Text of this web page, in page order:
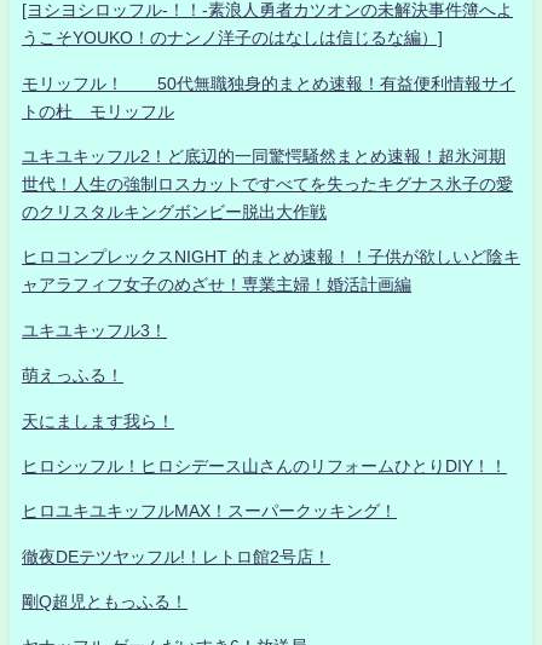
[ヨシヨシロッフル-！！-素浪人勇者カツオンの未解決事件簿へよ
うこそYOUKO！のナンノ洋子のはなしは信じるな編）]
モリッフル！ 50代無職独身的まとめ速報！有益便利情報サイ
トの杜 モリッフル
ユキユキッフル2！ど底辺的一同驚愕騒然まとめ速報！超氷河期
世代！人生の強制ロスカットですべてを失ったキグナス氷子の愛
のクリスタルキングボンビー脱出大作戦
ヒロコンプレックスNIGHT 的まとめ速報！！子供が欲しいど陰キ
ャアラフィフ女子のめざせ！専業主婦！婚活計画編
ユキユキッフル3！
萌えっふる！
天にまします我ら！
ヒロシッフル！ヒロシデース山さんのリフォームひとりDIY！！
ヒロユキユキッフルMAX！スーパークッキング！
徹夜DEテツヤッフル!！レトロ館2号店！
剛Q超児ともっふる！